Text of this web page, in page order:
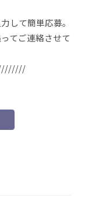
して簡単応募。
てご連絡させて